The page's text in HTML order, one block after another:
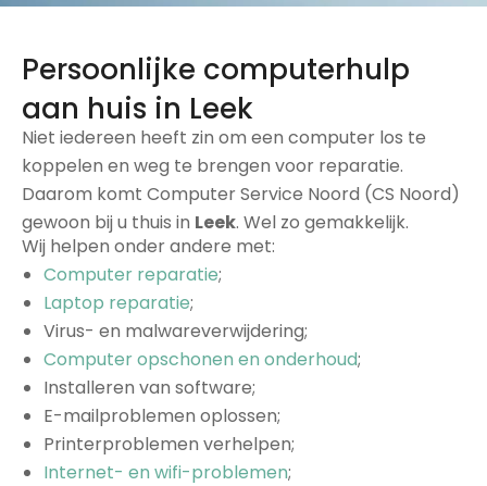
Persoonlijke computerhulp
aan huis in Leek
Niet iedereen heeft zin om een computer los te
koppelen en weg te brengen voor reparatie.
Daarom komt Computer Service Noord (CS Noord)
gewoon bij u thuis in Leek. Wel zo gemakkelijk.
Wij helpen onder andere met:
Computer reparatie;
Laptop reparatie;
Virus- en malwareverwijdering;
Computer opschonen en onderhoud;
Installeren van software;
E-mailproblemen oplossen;
Printerproblemen verhelpen;
Internet- en wifi-problemen;